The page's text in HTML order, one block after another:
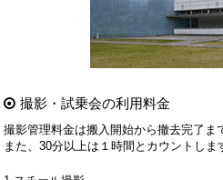
撮影・試乗会の利用料金
撮影管理料金は搬入開始から撤去完了ま
また、30分以上は１時間とカウントしま